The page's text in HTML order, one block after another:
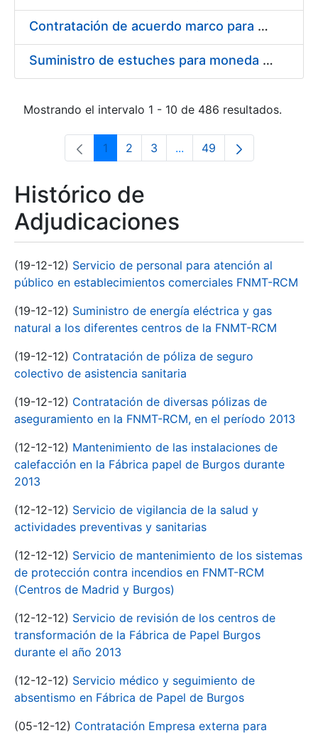
Contratación de acuerdo marco para el Suministro de Material de Electricidad para la Fábrica Nacional de Moneda y Timbre-Real Casa de la Moneda en su centro de trabajo de Burgos
Suministro de estuches para moneda de 30 €
Mostrando el intervalo 1 - 10 de 486 resultados.
Página
1 Página
2 Página
3 ...Páginas intermedias Use
Página
49
Histórico de
Adjudicaciones
(19-12-12) Servicio de personal para atención al
público en establecimientos comerciales FNMT-RCM
(19-12-12) Suministro de energía eléctrica y gas
natural a los diferentes centros de la FNMT-RCM
(19-12-12) Contratación de póliza de seguro
colectivo de asistencia sanitaria
(19-12-12) Contratación de diversas pólizas de
aseguramiento en la FNMT-RCM, en el período 2013
(12-12-12) Mantenimiento de las instalaciones de
calefacción en la Fábrica papel de Burgos durante
2013
(12-12-12) Servicio de vigilancia de la salud y
actividades preventivas y sanitarias
(12-12-12) Servicio de mantenimiento de los sistemas
de protección contra incendios en FNMT-RCM
(Centros de Madrid y Burgos)
(12-12-12) Servicio de revisión de los centros de
transformación de la Fábrica de Papel Burgos
durante el año 2013
(12-12-12) Servicio médico y seguimiento de
absentismo en Fábrica de Papel de Burgos
(05-12-12) Contratación Empresa externa para